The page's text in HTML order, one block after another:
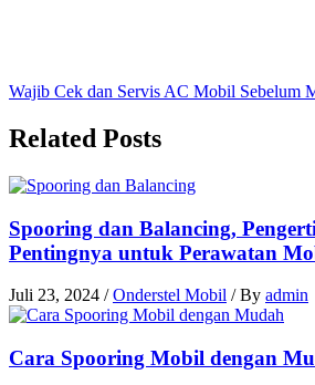
Wajib Cek dan Servis AC Mobil Sebelum
Related Posts
Spooring dan Balancing,
Pentingnya untuk Perawatan
Juli 23, 2024 /Onderstel Mobil / By admin
Cara Spooring Mobil dengan